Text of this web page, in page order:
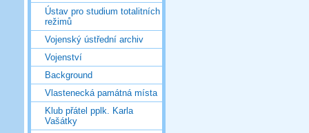
Ústav pro studium totalitních
režimů
Vojenský ústřední archiv
Vojenství
Background
Vlastenecká památná místa
Klub přátel pplk. Karla
Vašátky